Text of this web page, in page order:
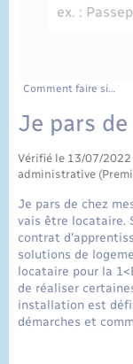
État civil
Cimetière
Comment faire si…
Je pars
Vérifié le 13/07/
administrative
Je pars de chez
vais être locataire.
contrat
solutions de
locataire pour la
de réaliser
installation est
démarches et